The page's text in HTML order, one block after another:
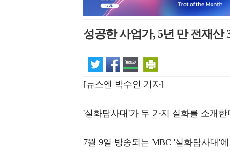
성공한 사업가, 5년 만 전재
[뉴스엔 박수인 기자]
'실화탐사대'가 두 가지 실화를 소개한
7월 9일 방송되는 MBC '실화탐사대'